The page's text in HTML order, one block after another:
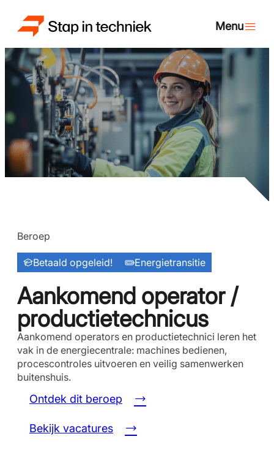
Beroep
Betaald opgeleid! Energietransitie
Aankomend operator /
productietechnicus
Aankomend operators en productietechnici leren het
vak in de energiecentrale: machines bedienen,
procescontroles uitvoeren en veilig samenwerken
buitenshuis.
Ontdek dit beroep
Bekijk vacatures